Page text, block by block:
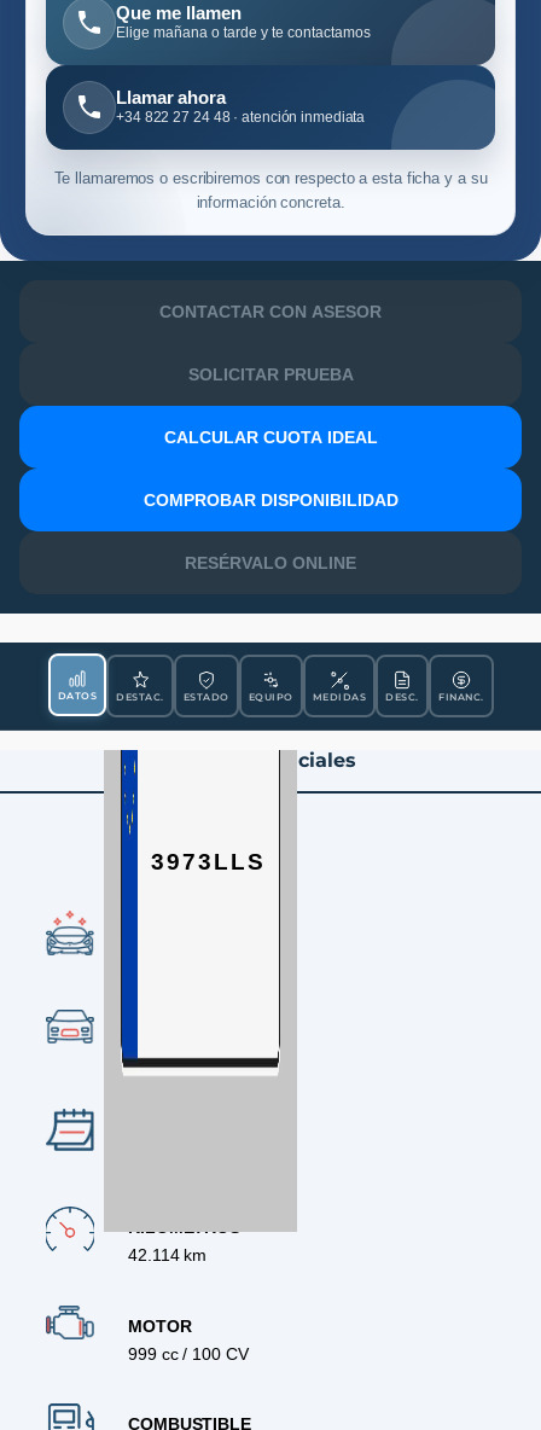
Que me llamen
Elige mañana o tarde y te contactamos
Llamar ahora
+34 822 27 24 48 · atención inmediata
Te llamaremos o escribiremos con respecto a esta ficha y a su
información concreta.
CONTACTAR CON ASESOR
SOLICITAR PRUEBA
CALCULAR CUOTA IDEAL
COMPROBAR DISPONIBILIDAD
RESÉRVALO ONLINE
DATOS DESTAC. ESTADO EQUIPO MEDIDAS DESC. FINANC.
Datos Esenciales
3973LLS
SUV
42.114 km
MOTOR
999 cc / 100 CV
COMBUSTIBLE